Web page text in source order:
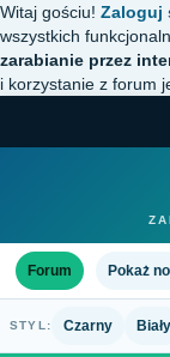
Witaj gościu! Zaloguj
wszystkich
zarabianie przez
i korzystanie z forum
Forum Pokaż
STYL: Czarny Biały